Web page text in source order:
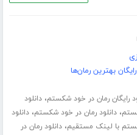
رایگان بهترین رمان‌ها
رایگان رمان در خود شکستم،دانلود
،دانلود رمان در خود شکستم،دانلود
با لینک مستقیم،دانلود رمان در